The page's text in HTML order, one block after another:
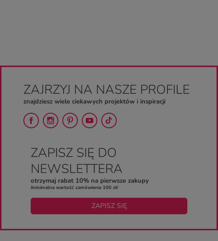
ZAJRZYJ NA NASZE PROFILE
znajdziesz wiele ciekawych projektów i inspiracji
ZAPISZ SIĘ DO
NEWSLETTERA
otrzymaj rabat 10% na pierwsze zakupy
/minimalna wartość zamówienia 100 zł/
ZAPISZ SIĘ